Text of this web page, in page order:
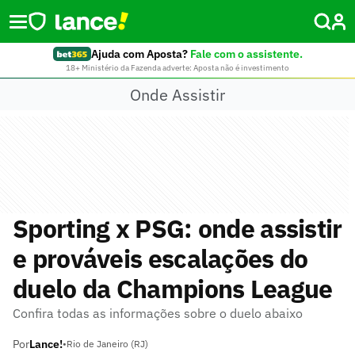
Ajuda com Aposta? Fale com o assistente.
18+ Ministério da Fazenda adverte: Aposta não é investimento
Onde Assistir
Sporting x PSG: onde assistir
e prováveis escalações do
duelo da Champions League
Confira todas as informações sobre o duelo abaixo
PorLance!•Rio de Janeiro (RJ)